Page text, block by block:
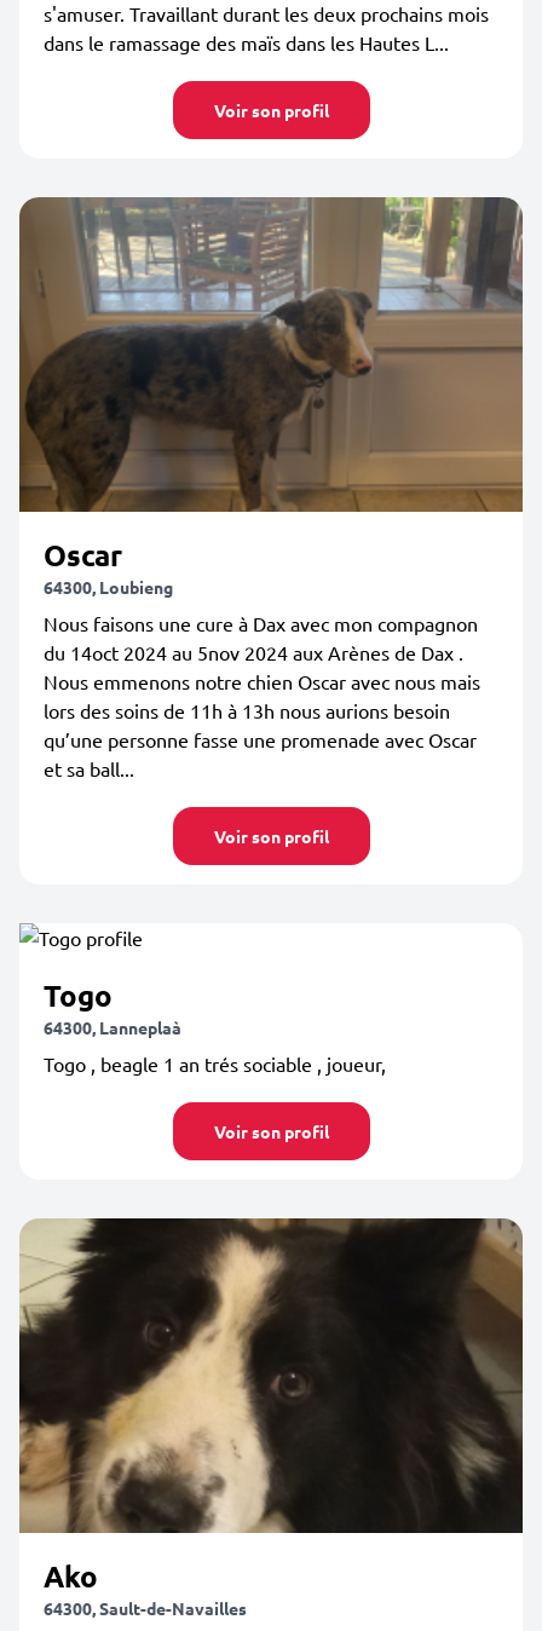
s'amuser. Travaillant durant les deux prochains mois
dans le ramassage des maïs dans les Hautes L...
Voir son profil
Oscar
64300, Loubieng
Nous faisons une cure à Dax avec mon compagnon
du 14oct 2024 au 5nov 2024 aux Arènes de Dax .
Nous emmenons notre chien Oscar avec nous mais
lors des soins de 11h à 13h nous aurions besoin
qu’une personne fasse une promenade avec Oscar
et sa ball...
Voir son profil
Togo
64300, Lanneplaà
Togo , beagle 1 an trés sociable , joueur,
Voir son profil
Ako
64300, Sault-de-Navailles